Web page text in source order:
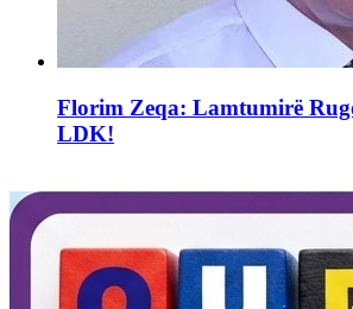
Florim Zeqa: Lamtumirë
LDK!